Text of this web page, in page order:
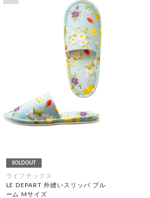
SOLDOUT
ライフテックス
LE DEPART 外縫いスリッパ ブル
ーム Mサイズ